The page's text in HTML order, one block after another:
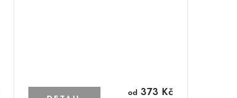
od 373 Kč